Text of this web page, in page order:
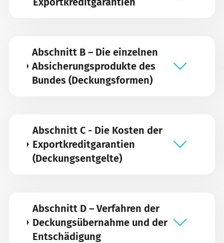
Abschnitt B – Die einzelnen
Absicherungsprodukte des
Bundes (Deckungsformen)
Abschnitt C - Die Kosten der
Exportkreditgarantien
(Deckungsentgelte)
Abschnitt D – Verfahren der
Deckungsübernahme und der
Entschädigung